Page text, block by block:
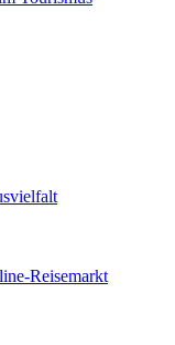
Reisemarkt